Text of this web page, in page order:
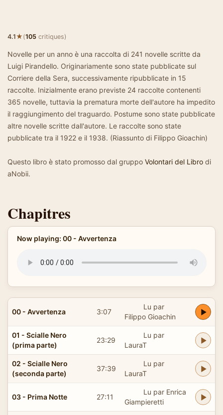
4.1★(105 critiques)
Novelle per un anno è una raccolta di 241 novelle scritte da
Luigi Pirandello. Originariamente sono state pubblicate sul
Corriere della Sera, successivamente ripubblicate in 15
raccolte. Inizialmente erano previste 24 raccolte contenenti
365 novelle, tuttavia la prematura morte dell'autore ha impedito
il raggiungimento del traguardo. Postume sono state pubblicate
altre novelle scritte dall'autore. Le raccolte sono state
pubblicate tra il 1922 e il 1938. (Riassunto di Filippo Gioachin)
Questo libro è stato promosso dal gruppo Volontari del Libro di
aNobii.
Chapitres
Now playing: 00 - Avvertenza
00 - Avvertenza 3:07
Lu par
Filippo Gioachin
01 - Scialle Nero
(prima parte)
23:29
Lu par
LauraT
02 - Scialle Nero
(seconda parte)
37:39
Lu par
LauraT
03 - Prima Notte 27:11
Lu par Enrica
Giampieretti